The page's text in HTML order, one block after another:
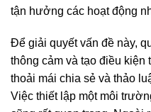
tận hưởng các hoạt động
Để giải quyết vấn đề này,
thông cảm và tạo điều
thoải mái chia sẻ và thảo
Việc thiết lập một môi